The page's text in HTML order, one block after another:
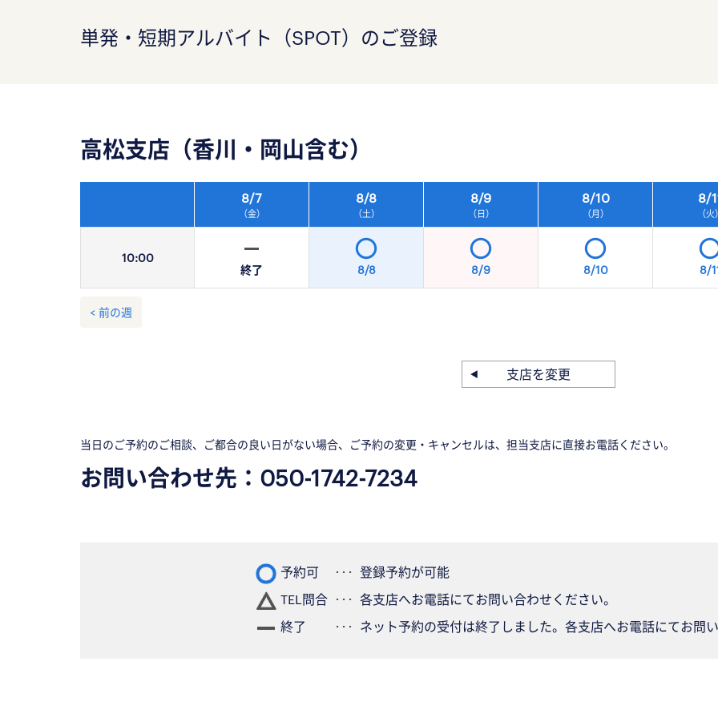
単発・短期アルバイト（SPOT）のご登録
高松支店（香川・岡山含む）
10:00
8/7
（金）
8/8
（土）
8/9
（日）
8/10
（月）
8/
（火）
終了 8/8 8/9 8/10 8/
< 前の週
支店を変更
当日のご予約のご相談、ご都合の良い日がない場合、ご予約の変更・キャンセルは、担当支店に直接お電話ください。
お問い合わせ先： 050-1742-7234
予約可
登録予約が可能
TEL問合
各支店へお電話にてお問い合わせください。
終了
ネット予約の受付は終了しました。各支店へお電話にてお問い